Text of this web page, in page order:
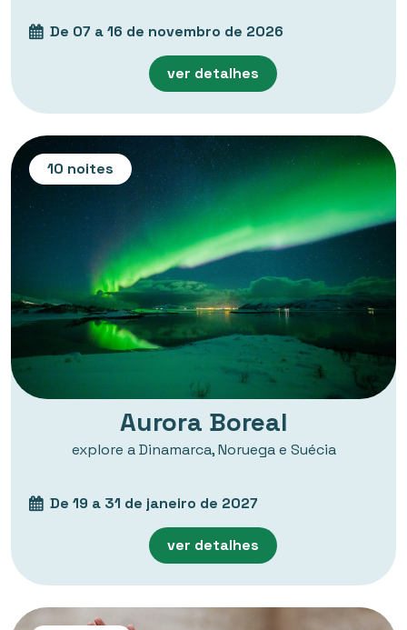
De 07 a 16 de novembro de 2026
ver detalhes
10 noites
Aurora Boreal
explore a Dinamarca, Noruega e Suécia
De 19 a 31 de janeiro de 2027
ver detalhes